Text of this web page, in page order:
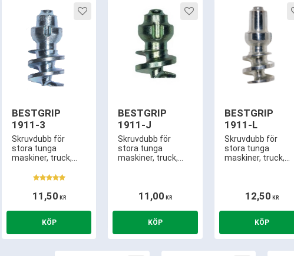
i favoriter
BESTGRIP
1911-3
Skruvdubb för
stora tunga
maskiner, truck,
mm. Används
snökedjor. 5,3mm
mönsterdjup
11,50 KR
Lägg till i favoriter
BESTGRIP
1911-J
Skruvdubb för
stora tunga
maskiner, truck,
snökedjor. 4,3mm
mönsterdjup
11,00 KR
Lägg till i favoriter
BESTGRIP
1911-L
Skruvdubb för
stora tunga
maskiner, truck,
12,50 KR